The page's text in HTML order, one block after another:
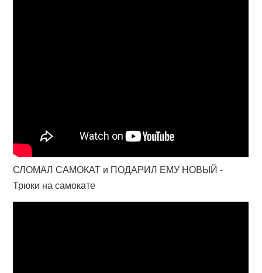
СЛОМАЛ САМОКАТ и ПОДАРИЛ ЕМУ НОВЫЙ -
Трюки на самокате